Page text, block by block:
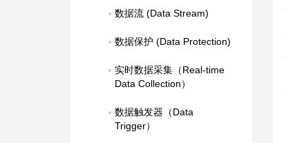
数据流 (Data Stream)
数据保护 (Data Protection)
实时数据采集（Real-time
Data Collection）
数据触发器（Data
Trigger）